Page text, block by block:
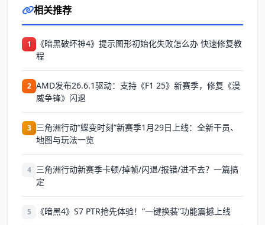
相关推荐
1
《暗黑破坏神4》提示图形初始化失败怎么办 快速修复教
程
2 AMD发布26.6.1驱动：支持《F1 25》新赛季，修复《漫
威争锋》闪退
3 三角洲行动“蝶变时刻”新赛季1月29日上线：全新干员、
地图与玩法一览
4 三角洲行动新赛季卡顿/掉帧/闪退/报错/进不去？一篇搞
定
5 《暗黑4》S7 PTR抢先体验！“一键换装”功能震撼上线